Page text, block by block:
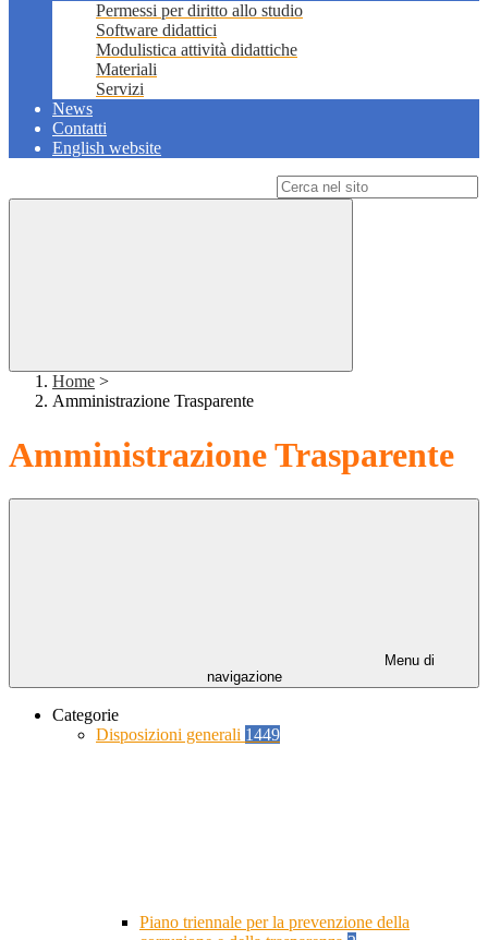
Permessi per diritto allo studio
Software didattici
Modulistica attività didattiche
Materiali
Servizi
News
Contatti
English website
Home >
Amministrazione Trasparente
Amministrazione Trasparente
Menu di
navigazione
Categorie
Disposizioni generali 1449
Piano triennale per la prevenzione della